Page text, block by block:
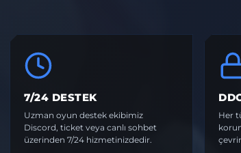
7/24 DESTEK
Uzman oyun destek ekibimiz
Discord, ticket veya canlı sohbet
üzerinden 7/24 hizmetinizdedir.
Her